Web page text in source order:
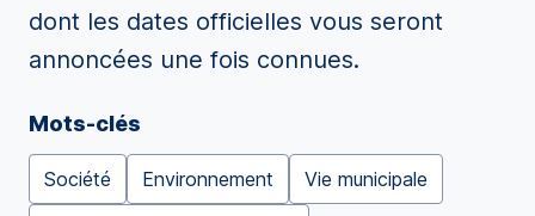
dont les dates officielles vous seront
annoncées une fois connues.
Mots-clés
Société Environnement Vie municipale